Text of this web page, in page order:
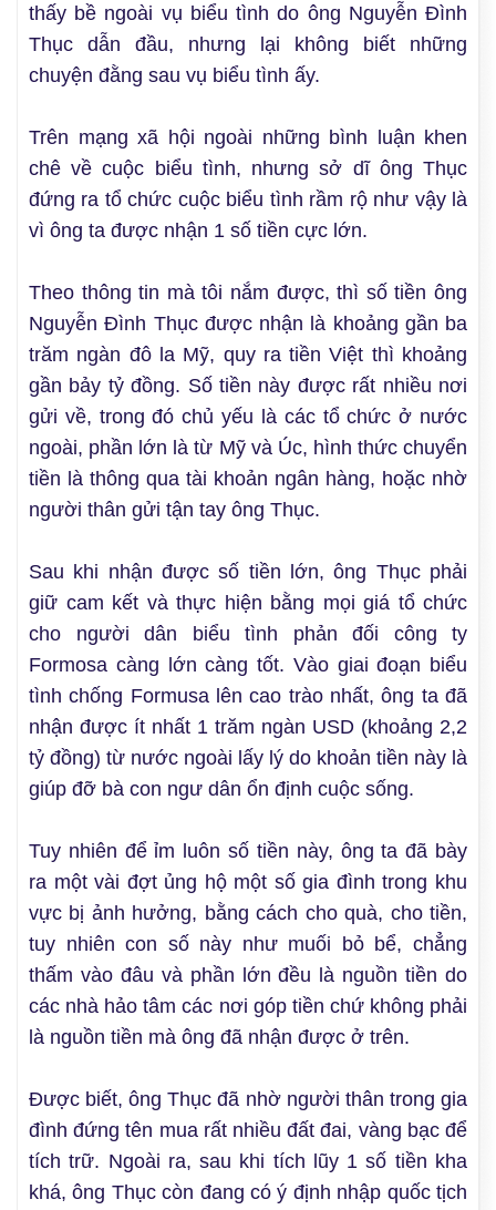
thấy bề ngoài vụ biểu tình do ông Nguyễn Đình
Thục dẫn đầu, nhưng lại không biết những
chuyện đằng sau vụ biểu tình ấy.
Trên mạng xã hội ngoài những bình luận khen
chê về cuộc biểu tình, nhưng sở dĩ ông Thục
đứng ra tổ chức cuộc biểu tình rầm rộ như vậy là
vì ông ta được nhận 1 số tiền cực lớn.
Theo thông tin mà tôi nắm được, thì số tiền ông
Nguyễn Đình Thục được nhận là khoảng gần ba
trăm ngàn đô la Mỹ, quy ra tiền Việt thì khoảng
gần bảy tỷ đồng. Số tiền này được rất nhiều nơi
gửi về, trong đó chủ yếu là các tổ chức ở nước
ngoài, phần lớn là từ Mỹ và Úc, hình thức chuyển
tiền là thông qua tài khoản ngân hàng, hoặc nhờ
người thân gửi tận tay ông Thục.
Sau khi nhận được số tiền lớn, ông Thục phải
giữ cam kết và thực hiện bằng mọi giá tổ chức
cho người dân biểu tình phản đối công ty
Formosa càng lớn càng tốt. Vào giai đoạn biểu
tình chống Formusa lên cao trào nhất, ông ta đã
nhận được ít nhất 1 trăm ngàn USD (khoảng 2,2
tỷ đồng) từ nước ngoài lấy lý do khoản tiền này là
giúp đỡ bà con ngư dân ổn định cuộc sống.
Tuy nhiên để ỉm luôn số tiền này, ông ta đã bày
ra một vài đợt ủng hộ một số gia đình trong khu
vực bị ảnh hưởng, bằng cách cho quà, cho tiền,
tuy nhiên con số này như muối bỏ bể, chẳng
thấm vào đâu và phần lớn đều là nguồn tiền do
các nhà hảo tâm các nơi góp tiền chứ không phải
là nguồn tiền mà ông đã nhận được ở trên.
Được biết, ông Thục đã nhờ người thân trong gia
đình đứng tên mua rất nhiều đất đai, vàng bạc để
tích trữ. Ngoài ra, sau khi tích lũy 1 số tiền kha
khá, ông Thục còn đang có ý định nhập quốc tịch